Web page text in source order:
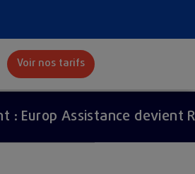
Voir nos tarifs
Assistance devient Redion.